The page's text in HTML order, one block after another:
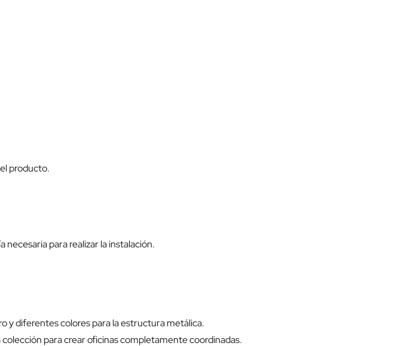
producto.
para realizar la instalación.
y diferentes colores para la estructura metálica.
para crear oficinas completamente coordinadas.